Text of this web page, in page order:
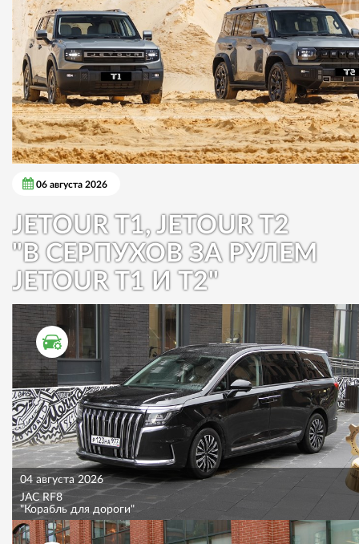
06 августа 2026
JETOUR T1, JETOUR T2
"В СЕРПУХОВ ЗА РУЛЕМ
JETOUR T1 И T2"
ТЕСТ ДРАЙВ
04 августа 2026
JAC RF8
"Корабль для дороги"